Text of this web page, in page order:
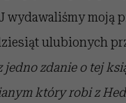
wydawaliśmy moją
ulubionych
jedno zdanie o tej
który robi z